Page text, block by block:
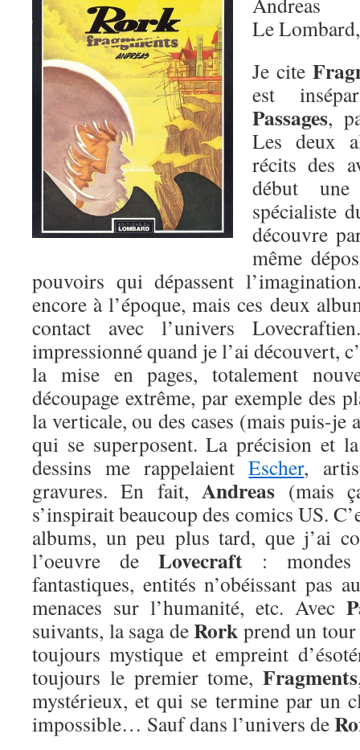
Le
Je cite
est
Passages,
Les deux
récits des
début
spécialiste
découvre
même
pouvoirs qui dépassent
encore à l’époque, mais ces deux
contact avec l’univers
impressionné quand je l’ai découvert,
la mise en pages, totalement
découpage extrême, par exemple des
la verticale, ou des cases (mais puis-je
qui se superposent. La précision et
dessins me rappelaientEscher,
gravures. En fait,Andreas (mais
s’inspirait beaucoup des comics US.
albums, un peu plus tard, que j’ai
l’oeuvre de Lovecraft : mondes
fantastiques, entités n’obéissant pas
menaces sur l’humanité, etc. Avec
suivants, la saga deRork prend un
toujours mystique et empreint
toujours le premier tome, Fragments
mystérieux, et qui se termine par un
impossible… Sauf dans l’univers de